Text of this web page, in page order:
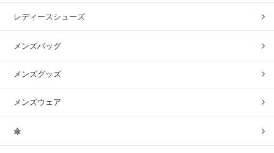
レディースシューズ
メンズバッグ
メンズグッズ
メンズウェア
傘